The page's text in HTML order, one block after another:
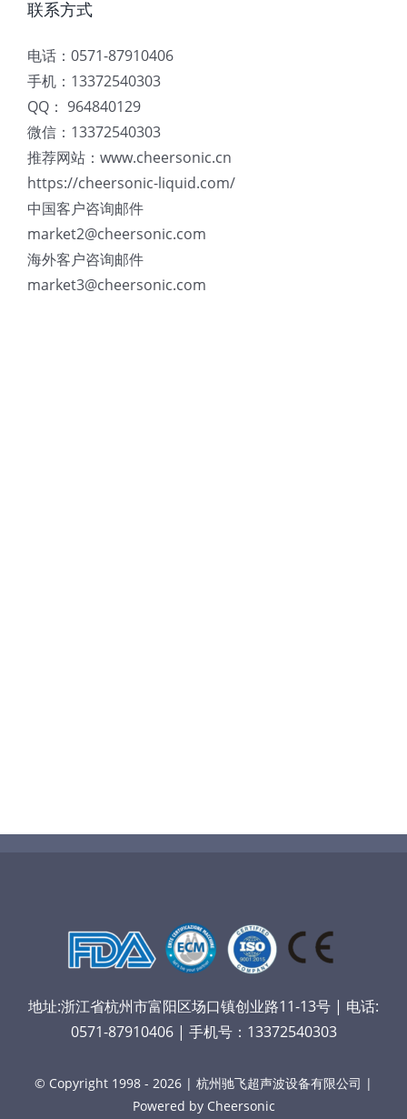
联系方式
电话：0571-87910406
手机：13372540303
QQ： 964840129
微信：13372540303
推荐网站：www.cheersonic.cn
https://cheersonic-liquid.com/
中国客户咨询邮件
market2@cheersonic.com
海外客户咨询邮件
market3@cheersonic.com
地址:浙江省杭州市富阳区场口镇创业路11-13号 | 电话:
0571-87910406 | 手机号：13372540303
© Copyright 1998 - 2026 | 杭州驰飞超声波设备有限公司 |
Powered by Cheersonic